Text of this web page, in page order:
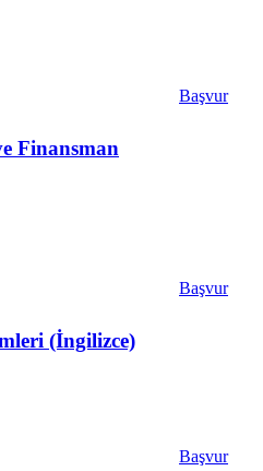
Finansman
Başvur
(İngilizce)
Başvur
Başvur